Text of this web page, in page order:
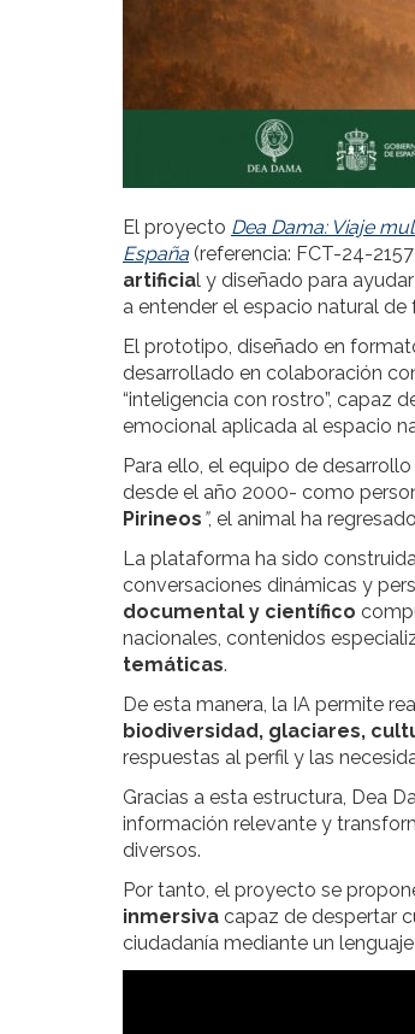
El proyecto Dea Dama: Viaje
España (referencia: FCT-24-
artificial y diseñado para
a entender el espacio natural
El prototipo, diseñado en
desarrollado en colaboración
“inteligencia con rostro”, capaz
emocional aplicada al espacio
Para ello, el equipo de
desde el año 2000- como
Pirineos ”, el animal ha
La plataforma ha sido
conversaciones dinámicas y
documental y científico
nacionales, contenidos
temáticas.
De esta manera, la IA permite
biodiversidad, glaciares,
respuestas al perfil y las
Gracias a esta estructura, Dea
información relevante y
diversos.
Por tanto, el proyecto se
inmersiva capaz de despertar
ciudadanía mediante un